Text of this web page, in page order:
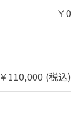
￥0
￥110,000 (税込)